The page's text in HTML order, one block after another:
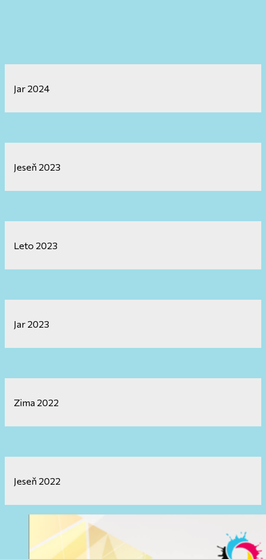
Jar 2024
Jeseň 2023
Leto 2023
Jar 2023
Zima 2022
Jeseň 2022